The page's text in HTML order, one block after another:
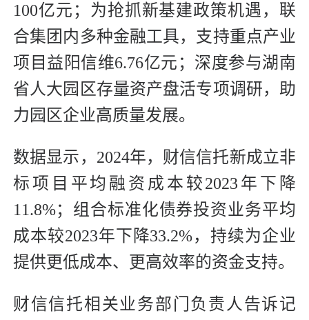
100亿元；为抢抓新基建政策机遇，联
合集团内多种金融工具，支持重点产业
项目益阳信维6.76亿元；深度参与湖南
省人大园区存量资产盘活专项调研，助
力园区企业高质量发展。
数据显示，2024年，财信信托新成立非
标项目平均融资成本较2023年下降
11.8%；组合标准化债券投资业务平均
成本较2023年下降33.2%，持续为企业
提供更低成本、更高效率的资金支持。
财信信托相关业务部门负责人告诉记